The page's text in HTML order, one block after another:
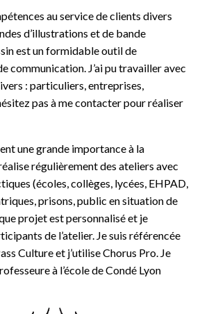
au service de clients divers
d’illustrations et de bande
est un formidable outil de
communication. J’ai pu travailler avec
: particuliers, entreprises,
pas à me contacter pour réaliser
une grande importance à la
régulièrement des ateliers avec
(écoles, collèges, lycées, EHPAD,
prisons, public en situation de
projet est personnalisé et je
de l’atelier. Je suis référencée
Culture et j’utilise Chorus Pro. Je
à l’école de Condé Lyon